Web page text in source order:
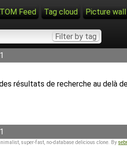
Feed Tag cloud Picture wall
résultats de recherche au delà
super-fast, no-database delicious clone. By